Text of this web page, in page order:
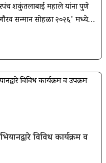
शकुंतलाबाई महाले यांना पुणे
सन्मान सोहळा २०२६' मध्ये
आला.
विविध कार्यक्रम व